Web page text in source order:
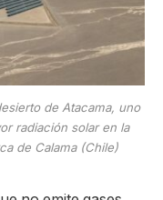
de Atacama, uno
radiación solar en la
de Calama (Chile)